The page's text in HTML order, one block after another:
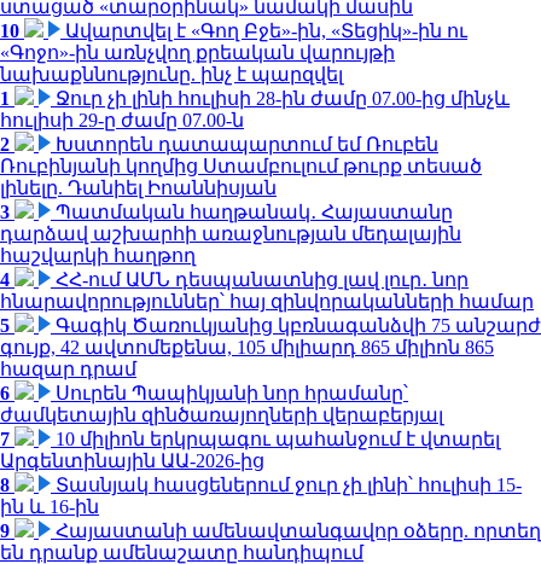
ստացած «տարօրինակ» նամակի մասին
10
Ավարտվել է «Գող Բջե»-ին, «Տեցիկ»-ին ու
«Գոջո»-ին առնչվող քրեական վարույթի
նախաքննությունը. ինչ է պարզվել
1
Ջուր չի լինի հուլիսի 28-ին ժամը 07.00-ից մինչև
հուլիսի 29-ը ժամը 07.00-ն
2
Խստորեն դատապարտում եմ Ռուբեն
Ռուբինյանի կողմից Ստամբուլում թուրք տեսած
լինելը. Դանիել Իոաննիսյան
3
Պատմական հաղթանակ․ Հայաստանը
դարձավ աշխարհի առաջնության մեդալային
հաշվարկի հաղթող
4
ՀՀ-ում ԱՄՆ դեսպանատնից լավ լուր․ նոր
հնարավորություններ՝ հայ զինվորականների համար
5
Գագիկ Ծառուկյանից կբռնագանձվի 75 անշարժ
գույք, 42 ավտոմեքենա, 105 միլիարդ 865 միլիոն 865
հազար դրամ
6
Սուրեն Պապիկյանի նոր հրամանը՝
ժամկետային զինծառայողների վերաբերյալ
7
10 միլիոն երկրպագու պահանջում է վտարել
Արգենտինային ԱԱ-2026-ից
8
Տասնյակ հասցեներում ջուր չի լինի՝ հուլիսի 15-
ին և 16-ին
9
Հայաստանի ամենավտանգավոր օձերը. որտեղ
են դրանք ամենաշատը հանդիպում